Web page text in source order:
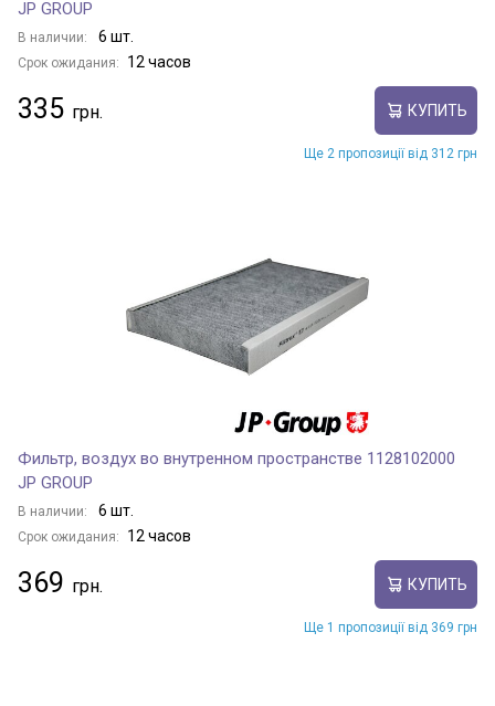
JP GROUP
В наличии: 6 шт.
Срок ожидания: 12 часов
335 КУПИТЬ
Ще 2 пропозиції від 312 грн
Фильтр, воздух во внутренном пространстве 1128102000
JP GROUP
В наличии: 6 шт.
Срок ожидания: 12 часов
369 КУПИТЬ
Ще 1 пропозиції від 369 грн